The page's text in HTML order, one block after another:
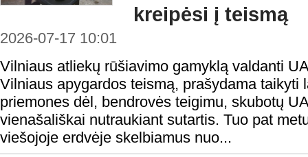
kreipėsi į teismą
2026-07-17 10:01
Vilniaus atliekų rūšiavimo gamyklą valdanti
Vilniaus apygardos teismą, prašydama taikyti
priemones dėl, bendrovės teigimu, skubotų
vienašališkai nutraukiant sutartis. Tuo pat
viešojoje erdvėje skelbiamus nuo...